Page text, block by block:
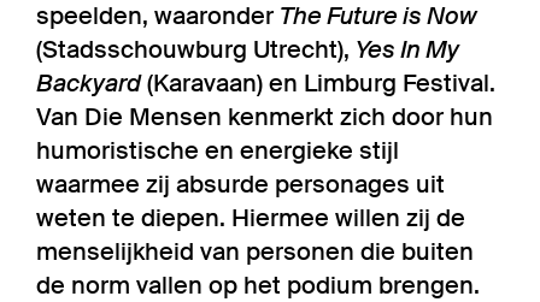
speelden, waaronder The Future is Now
(Stadsschouwburg Utrecht), Yes In My
Backyard(Karavaan) en Limburg Festival.
Van Die Mensen kenmerkt zich door hun
humoristische en energieke stijl
waarmee zij absurde personages uit
weten te diepen. Hiermee willen zij de
menselijkheid van personen die buiten
de norm vallen op het podium brengen.